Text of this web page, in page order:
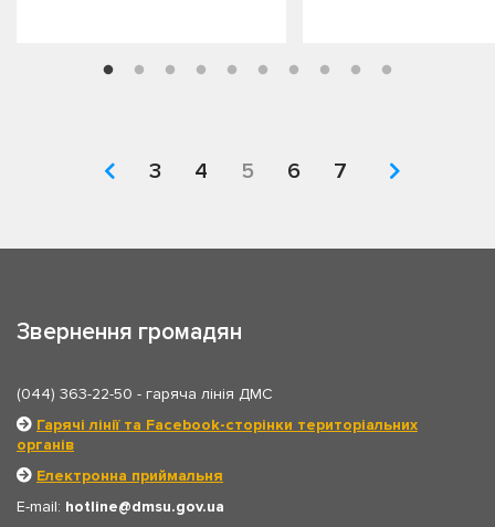
3 4 5 6 7
Звернення громадян
(044) 363-22-50 - гаряча лінія ДМС
Гарячі лінії та Facebook-сторінки територіальних
органів
Електронна приймальня
E-mail: hotline
dmsu.gov.ua